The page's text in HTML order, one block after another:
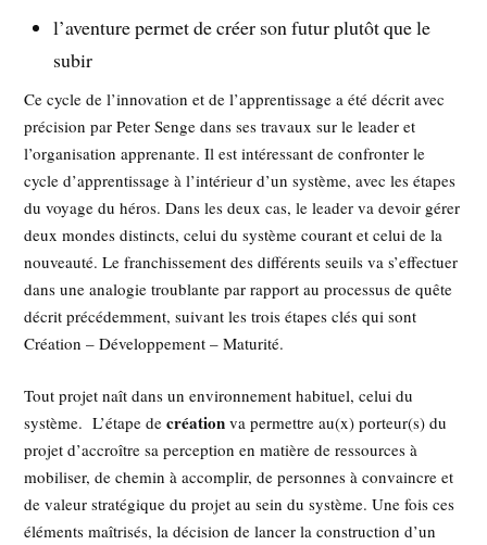
l’aventure permet de créer son futur plutôt que le
subir
Ce cycle de l’innovation et de l’apprentissage a été décrit avec
précision par Peter Senge dans ses travaux sur le leader et
l’organisation apprenante. Il est intéressant de confronter le
cycle d’apprentissage à l’intérieur d’un système, avec les étapes
du voyage du héros. Dans les deux cas, le leader va devoir gérer
deux mondes distincts, celui du système courant et celui de la
nouveauté. Le franchissement des différents seuils va s’effectuer
dans une analogie troublante par rapport au processus de quête
décrit précédemment, suivant les trois étapes clés qui sont
Création – Développement – Maturité.
Tout projet naît dans un environnement habituel, celui du
système. L’étape decréation va permettre au(x) porteur(s) du
projet d’accroître sa perception en matière de ressources à
mobiliser, de chemin à accomplir, de personnes à convaincre et
de valeur stratégique du projet au sein du système. Une fois ces
éléments maîtrisés, la décision de lancer la construction d’un